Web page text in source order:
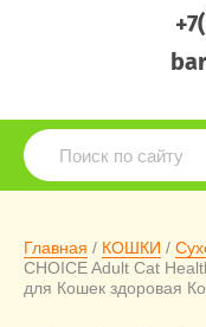
Главная / КОШКИ /
CHOICE Adult Cat
для Кошек здоровая